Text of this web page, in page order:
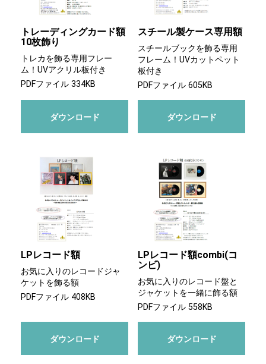
トレーディングカード額
10枚飾り
トレカを飾る専用フレー
ム！UVアクリル板付き
PDFファイル 334KB
ダウンロード
スチール製ケース専用額
スチールブックを飾る専用
フレーム！UVカットペット
板付き
PDFファイル 605KB
ダウンロード
LPレコード額
お気に入りのレコードジャ
ケットを飾る額
PDFファイル 408KB
ダウンロード
LPレコード額combi(コ
ンビ)
お気に入りのレコード盤と
ジャケットを一緒に飾る額
PDFファイル 558KB
ダウンロード